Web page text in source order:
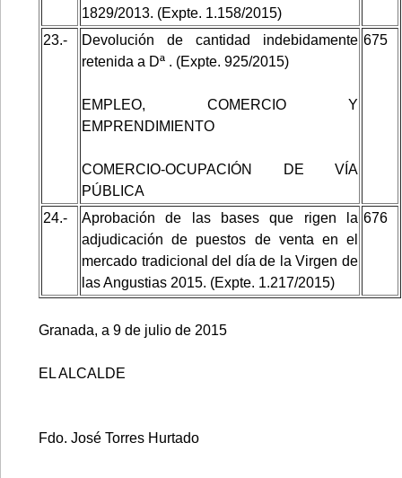
1829/2013. (Expte. 1.158/2015)
23.-
Devolución de cantidad indebidamente
retenida a Dª . (Expte. 925/2015)
EMPLEO, COMERCIO Y
EMPRENDIMIENTO
COMERCIO-OCUPACIÓN DE VÍA
PÚBLICA
675
24.-
Aprobación de las bases que rigen la
adjudicación de puestos de venta en el
mercado tradicional del día de la Virgen de
las Angustias 2015. (Expte. 1.217/2015)
676
Granada, a 9 de julio de 2015
EL ALCALDE
Fdo. José Torres Hurtado